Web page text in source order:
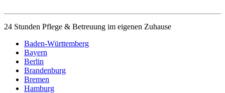
24 Stunden Pflege & Betreuung im eigenen Zuhause
Baden-Württemberg
Bayern
Berlin
Brandenburg
Bremen
Hamburg